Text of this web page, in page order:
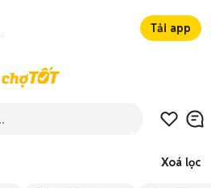
Tải app
Xoá lọc